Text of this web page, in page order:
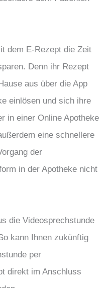
dem E-Rezept die Zeit
Denn ihr Rezept
aus über die App
einlösen und sich ihre
in einer Online Apotheke
eine schnellere
der
in der Apotheke nicht
die Videosprechstunde
kann Ihnen zukünftig
per
direkt im Anschluss